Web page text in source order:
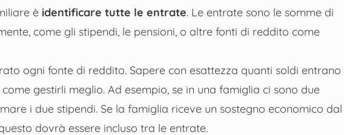
è identificare tutte le entrate. Le entrate sono le somme di
come gli stipendi, le pensioni, o altre fonti di reddito come
ogni fonte di reddito. Sapere con esattezza quanti soldi entrano
gestirli meglio. Ad esempio, se in una famiglia ci sono due
i due stipendi. Se la famiglia riceve un sostegno economico dal
dovrà essere incluso tra le entrate.